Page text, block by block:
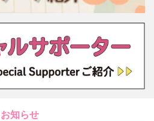
お知らせ